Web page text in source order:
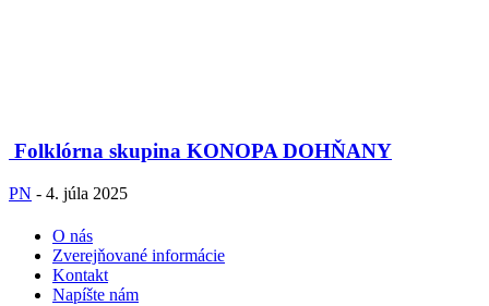
Folklórna skupina KONOPA DOHŇANY
PN - 4. júla 2025
O nás
Zverejňované informácie
Kontakt
Napíšte nám